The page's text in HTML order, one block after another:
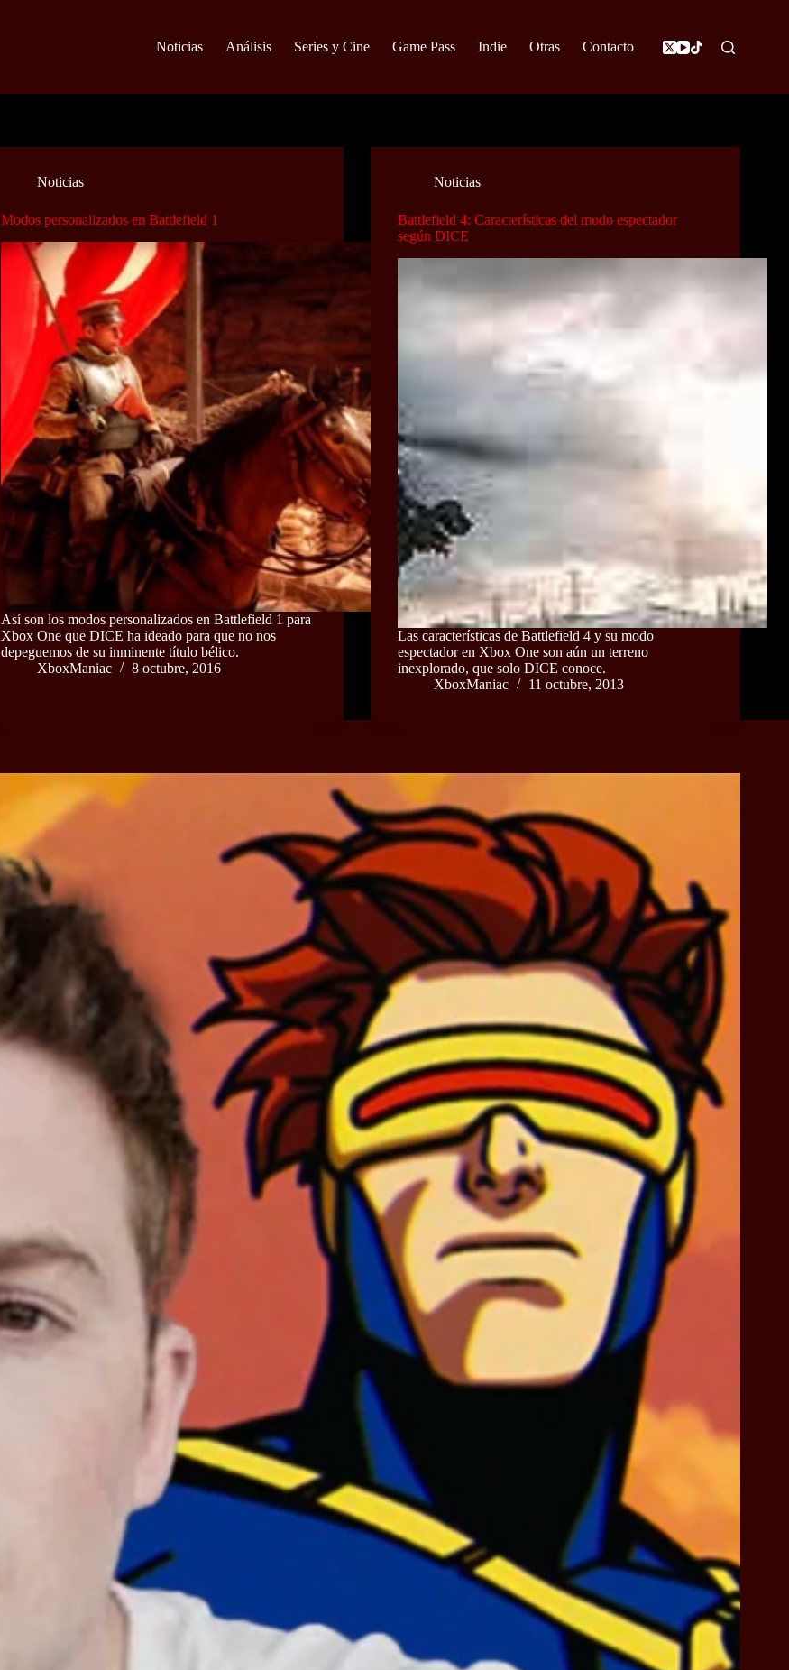
Noticias Análisis Series y Cine Game Pass Indie Otras Contacto
Noticias
Modos personalizados en Battlefield 1
Así son los modos personalizados en Battlefield 1 para
Xbox One que DICE ha ideado para que no nos
depeguemos de su inminente título bélico.
XboxManiac
8 octubre, 2016
Noticias
Battlefield 4: Características del modo espectador
según DICE
Las características de Battlefield 4 y su modo
espectador en Xbox One son aún un terreno
inexplorado, que solo DICE conoce.
XboxManiac
11 octubre, 2013